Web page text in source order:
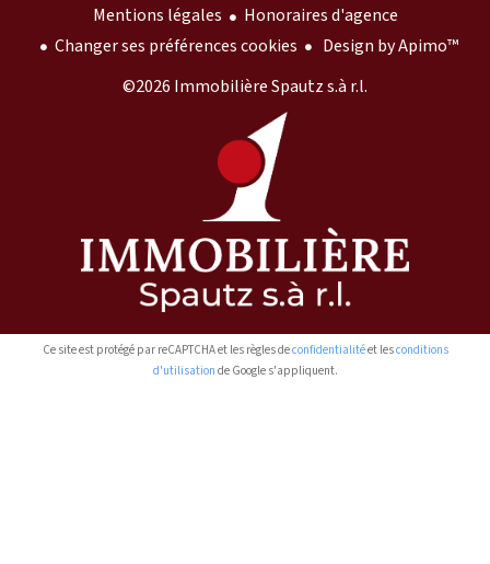
Mentions légales
Honoraires d'agence
Changer ses préférences cookies
Design byApimo™
©2026 Immobilière Spautz s.à r.l.
Ce site est protégé par reCAPTCHA et les règles deconfidentialitéet lesconditions
d'utilisation de Google s'appliquent.